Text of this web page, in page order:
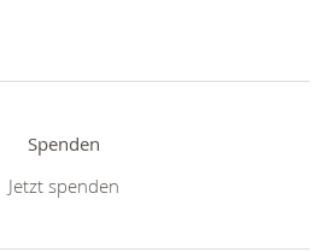
Spenden
Jetzt spenden